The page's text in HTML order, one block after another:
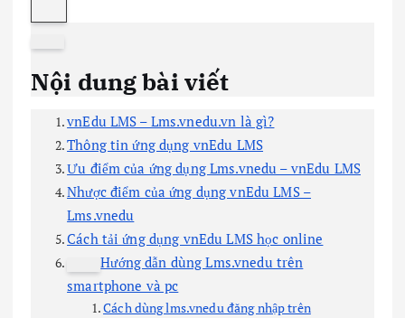
Nội dung bài viết
vnEdu LMS – Lms.vnedu.vn là gì?
Thông tin ứng dụng vnEdu LMS
Ưu điểm của ứng dụng Lms.vnedu – vnEdu LMS
Nhược điểm của ứng dụng vnEdu LMS –
Lms.vnedu
Cách tải ứng dụng vnEdu LMS học online
Hướng dẫn dùng Lms.vnedu trên
smartphone và pc
Cách dùng lms.vnedu đăng nhập trên